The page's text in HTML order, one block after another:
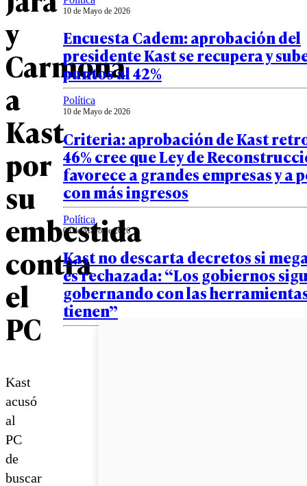
y
Carmona
a
Kast
por
su
embestida
contra
el
PC
Kast
acusó
al
PC
de
buscar
10 de Mayo de 2026
Encuesta Cadem: aprobación del
presidente Kast se recupera y
puntos al 42%
Política
10 de Mayo de 2026
Criteria: aprobación de Kast
46% cree que Ley de
favorece a grandes empresas y a
con más ingresos
Política
08 de Mayo de 2026
Kast no descarta decretos si
es rechazada: “Los gobiernos
gobernando con las
tienen”